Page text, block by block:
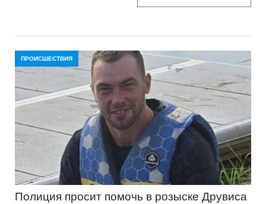
ПРОИСШЕСТВИЯ
Полиция просит помочь в розыске Друвиса